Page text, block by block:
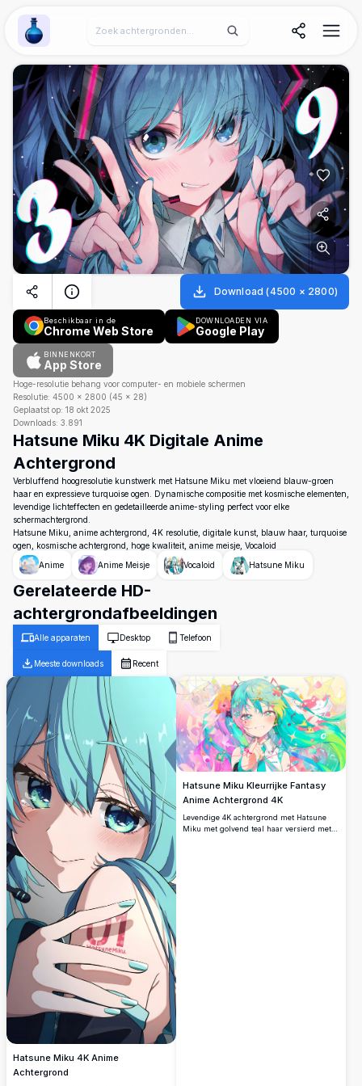
Wallpaper Alchemy
Download (4500 × 2800)
Beschikbaar in de
Chrome Web Store
DOWNLOADEN VIA
Google Play
BINNENKORT
App Store
Hoge-resolutie behang voor computer- en mobiele schermen
Resolutie: 4500 × 2800 (45 × 28)
Geplaatst op: 18 okt 2025
Downloads: 3.891
Hatsune Miku 4K Digitale Anime
Achtergrond
Verbluffend hoogresolutie kunstwerk met Hatsune Miku met vloeiend blauw-groen
haar en expressieve turquoise ogen. Dynamische compositie met kosmische elementen,
levendige lichteffecten en gedetailleerde anime-styling perfect voor elke
schermachtergrond.
Hatsune Miku, anime achtergrond, 4K resolutie, digitale kunst, blauw haar, turquoise
ogen, kosmische achtergrond, hoge kwaliteit, anime meisje, Vocaloid
Anime
Anime Meisje Vocaloid Hatsune Miku
Gerelateerde HD-
achtergrondafbeeldingen
Alle apparaten Desktop Telefoon
Meeste downloads Recent
Hatsune Miku 4K Anime
Achtergrond
Hatsune Miku Kleurrijke Fantasy
Anime Achtergrond 4K
Levendige 4K achtergrond met Hatsune
Miku met golvend teal haar versierd met